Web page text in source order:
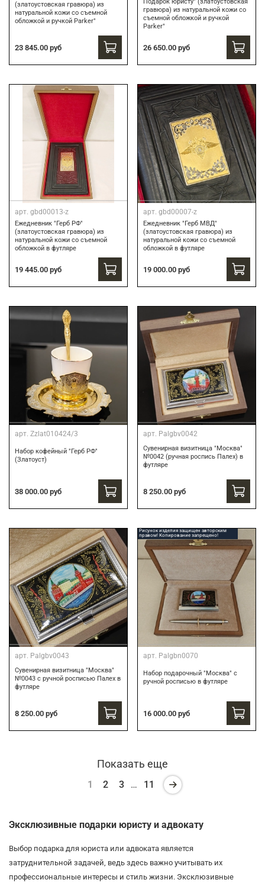
(златоустовская гравюра) из
натуральной кожи со съемной
обложкой и ручкой Parker"
23 845.00 руб
Подарок юристу" (златоустовская
гравюра) из натуральной кожи со
съемной обложкой и ручкой
Parker"
26 650.00 руб
арт. gbd00013-z
Ежедневник "Герб РФ"
(златоустовская гравюра) из
натуральной кожи со съемной
обложкой в футляре
19 445.00 руб
арт. gbd00007-z
Ежедневник "Герб МВД"
(златоустовская гравюра) из
натуральной кожи со съемной
обложкой в футляре
19 000.00 руб
арт. Zzlat010424/3
Набор кофейный "Герб РФ"
(Златоуст)
38 000.00 руб
арт. Palgbv0042
Сувенирная визитница "Москва"
№0042 (ручная роспись Палех) в
футляре
8 250.00 руб
арт. Palgbv0043
Сувенирная визитница "Москва"
№0043 с ручной росписью Палех в
футляре
8 250.00 руб
Рисунок изделия защищен авторским
правом! Копирование запрещено!
арт. Palgbn0070
Набор подарочный "Москва" с
ручной росписью в футляре
16 000.00 руб
Показать еще
1 2 3 … 11
Эксклюзивные подарки юристу и адвокату
Выбор подарка для юриста или адвоката является
затруднительной задачей, ведь здесь важно учитывать их
профессиональные интересы и стиль жизни. Эксклюзивные